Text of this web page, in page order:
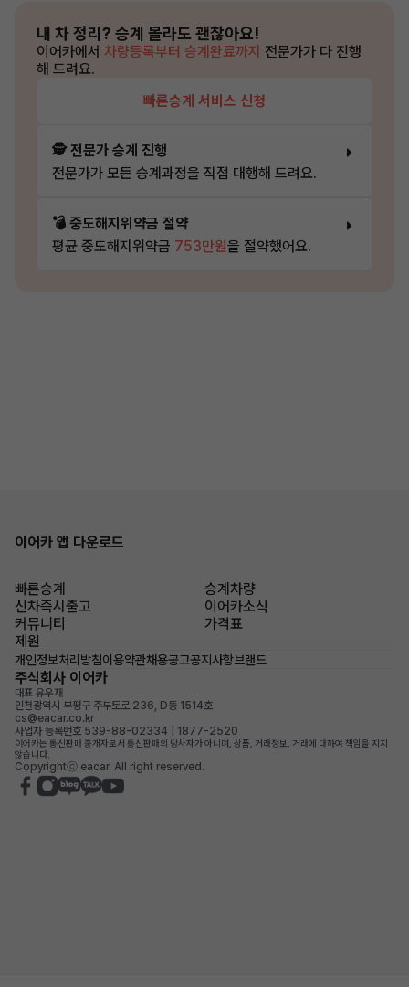
내 차 정리? 승계 몰라도 괜찮아요!
이어카에서 차량등록부터 승계완료까지 전문가가 다 진행
해 드려요.
빠른승계 서비스 신청
🕵️ 전문가 승계 진행
전문가가 모든 승계과정을 직접 대행해 드려요.
💣 중도해지위약금 절약
평균 중도해지위약금 753만원을 절약했어요.
이어카 앱 다운로드
빠른승계
승계차량
신차즉시출고
이어카소식
커뮤니티
가격표
제원
개인정보처리방침이용약관채용공고공지사항브랜드
주식회사 이어카
대표 유우재
인천광역시 부평구 주부토로 236, D동 1514호
cs@eacar.co.kr
사업자 등록번호 539-88-02334 | 1877-2520
이어카는 통신판매 중개자로서 통신판매의 당사자가 아니며, 상품, 거래정보, 거래에 대하여 책임을 지지
않습니다.
Copyrightⓒ eacar. All right reserved.